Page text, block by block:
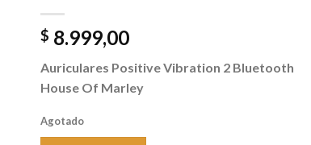
$ 8.999,00
Auriculares Positive Vibration 2 Bluetooth
House Of Marley
Agotado